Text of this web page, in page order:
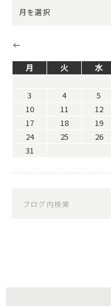
月 火 水
3
4 5
10
11 12
17
18 19
24
25 26
31